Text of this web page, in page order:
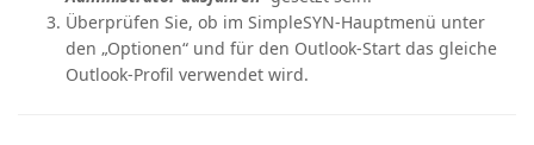
Überprüfen Sie, ob im SimpleSYN-Hauptmenü unter
den „Optionen“ und für den Outlook-Start das gleiche
Outlook-Profil verwendet wird.